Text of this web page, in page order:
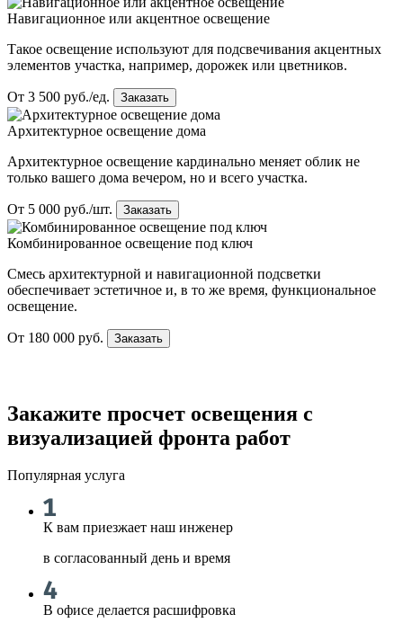
Навигационное или акцентное освещение
Такое освещение используют для подсвечивания акцентных
элементов участка, например, дорожек или цветников.
От 3 500 руб./ед. Заказать
Архитектурное освещение дома
Архитектурное освещение кардинально меняет облик не
только вашего дома вечером, но и всего участка.
От 5 000 руб./шт. Заказать
Комбинированное освещение под ключ
Смесь архитектурной и навигационной подсветки
обеспечивает эстетичное и, в то же время, функциональное
освещение.
От 180 000 руб. Заказать
Закажите просчет освещения с
визуализацией фронта работ
Популярная услуга
К вам приезжает наш инженер
в согласованный день и время
В офисе делается расшифровка